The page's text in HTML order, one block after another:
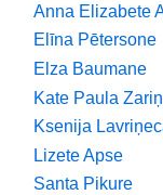
Anna Elizabete
Elīna Pētersone
Elza Baumane
Kate Paula
Ksenija
Lizete Apse
Santa Pikure